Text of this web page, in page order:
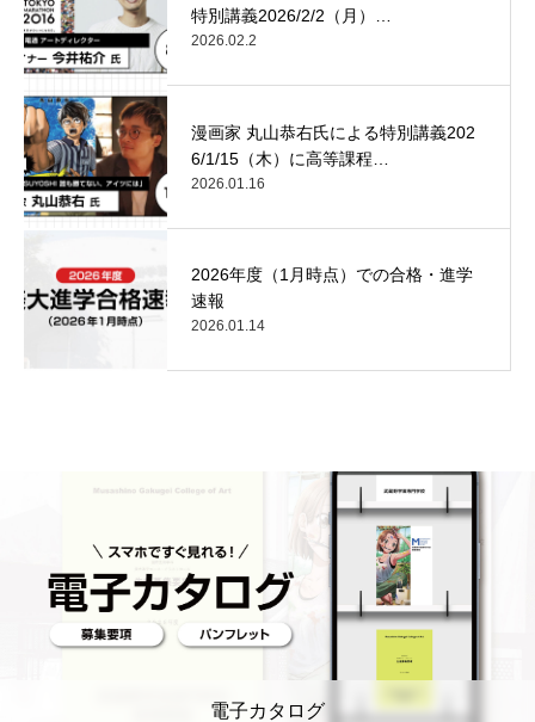
特別講義2026/2/2（月）…
2026.02.2
漫画家 丸山恭右氏による特別講義202
6/1/15（木）に高等課程…
2026.01.16
2026年度（1月時点）での合格・進学
速報
2026.01.14
電子カタログ